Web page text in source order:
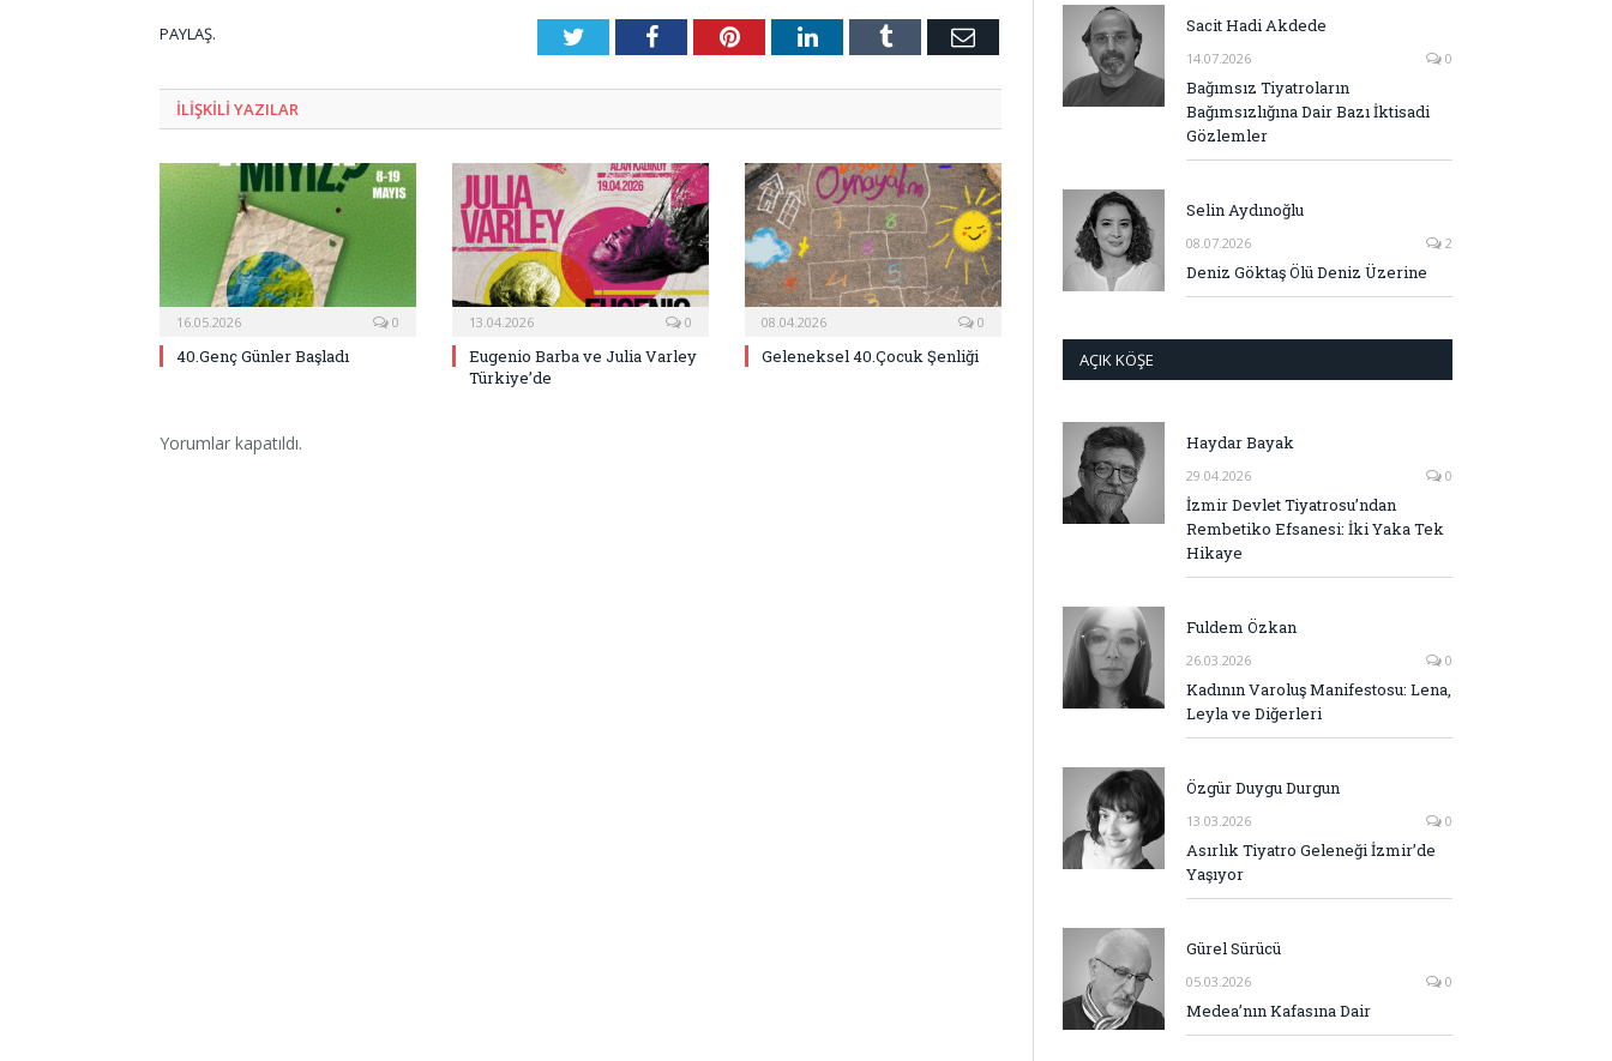
PAYLAŞ. TwitterFacebookPinterestLinkedInTumblr E-
ILIŞKILI YAZILAR
16.05.2026 0
40.Genç Günler Başladı
13.04.2026 0
Eugenio Barba ve Julia Varley
Türkiye’de
08.04.2026 0
Geleneksel 40.Çocuk Şenliği
Yorumlar kapatıldı.
Sacit Hadi Akdede
14.07.2026 0
Bağımsız Tiyatroların
Bağımsızlığına Dair Bazı İktisadi
Gözlemler
Selin Aydınoğlu
08.07.2026 2
Deniz Göktaş Ölü Deniz Üzerine
AÇIK KÖŞE
Haydar Bayak
29.04.2026 0
İzmir Devlet Tiyatrosu’ndan
Rembetiko Efsanesi: İki Yaka Tek
Hikaye
Fuldem Özkan
26.03.2026 0
Kadının Varoluş Manifestosu: Lena,
Leyla ve Diğerleri
Özgür Duygu Durgun
13.03.2026 0
Asırlık Tiyatro Geleneği İzmir’de
Yaşıyor
Gürel Sürücü
05.03.2026 0
Medea’nın Kafasına Dair